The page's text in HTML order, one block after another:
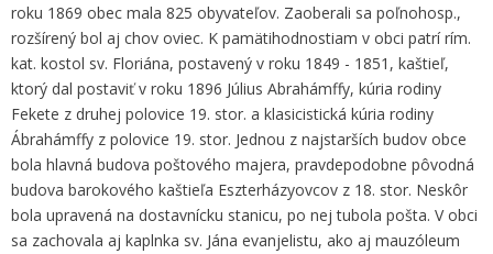
roku 1869 obec mala 825 obyvateľov. Zaoberali sa poľnohosp.,
rozšírený bol aj chov oviec. K pamätihodnostiam v obci patrí rím.
kat. kostol sv. Floriána, postavený v roku 1849 - 1851, kaštieľ,
ktorý dal postaviť v roku 1896 Július Abrahámffy, kúria rodiny
Fekete z druhej polovice 19. stor. a klasicistická kúria rodiny
Ábrahámffy z polovice 19. stor. Jednou z najstarších budov obce
bola hlavná budova poštového majera, pravdepodobne pôvodná
budova barokového kaštieľa Eszterházyovcov z 18. stor. Neskôr
bola upravená na dostavnícku stanicu, po nej tubola pošta. V obci
sa zachovala aj kaplnka sv. Jána evanjelistu, ako aj mauzóleum